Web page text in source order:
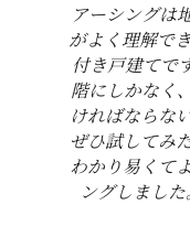
アーシングは
がよく理解で
付き戸建てで
階にしかなく
ければならな
ぜひ試してみ
わかり易くて
ングしまし